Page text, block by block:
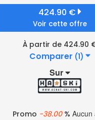
424.90 €
Voir cette offre
À partir de 424.90
Comparer (1)
Sur
Promo -38.00% Aucun